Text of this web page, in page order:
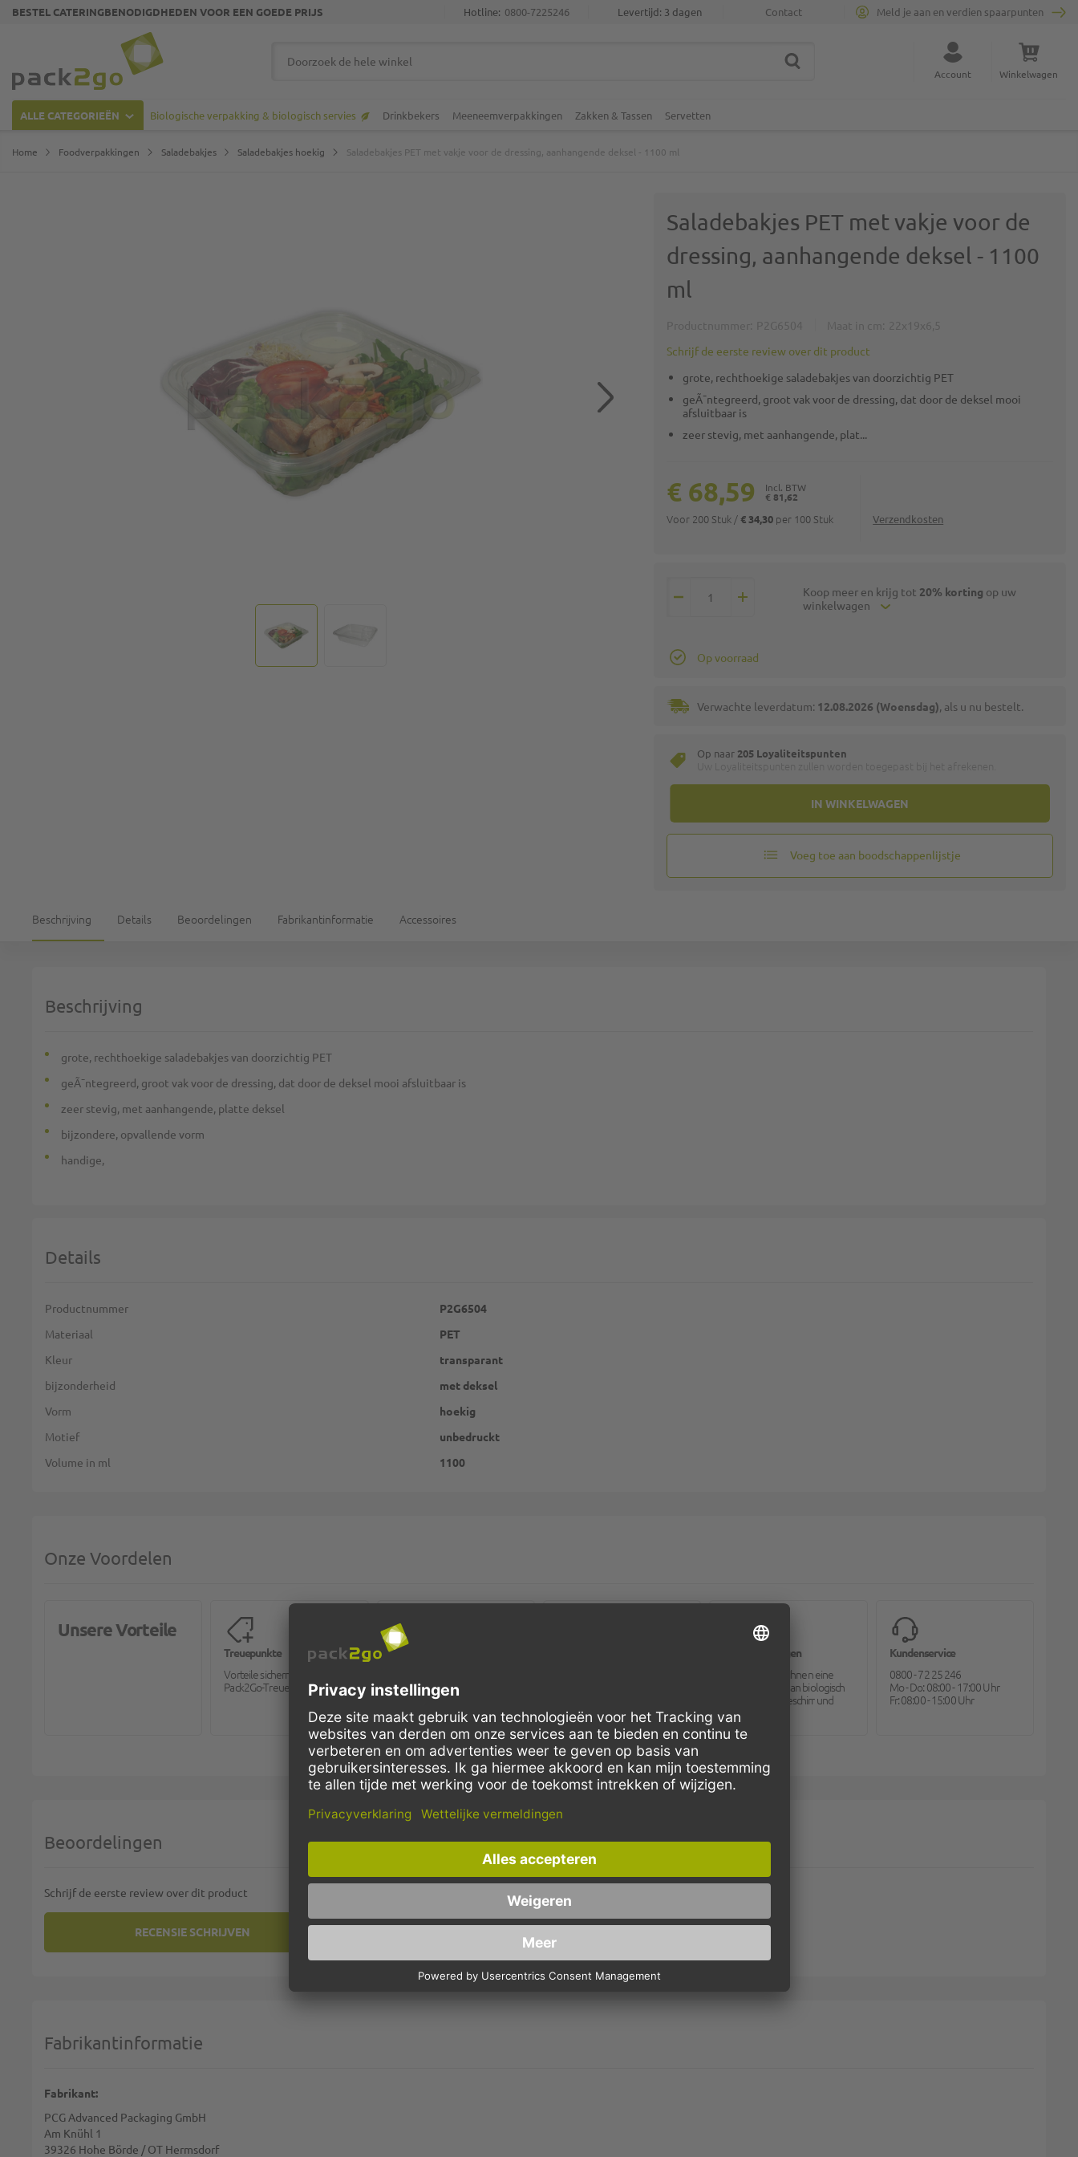
BESTEL CATERINGBENODIGDHEDEN VOOR EEN GOEDE PRIJS Contact
Levertijd: 3 dagen
Hotline: 0800-7225246 Meld je aan en verdien spaarpunten
Sluit zoekopdracht
ZOEK Account Winkelwagen
ALLE CATEGORIEËN Biologische verpakking & biologisch servies Drinkbekers Meeneemverpakkingen Zakken & Tassen Servetten
Home Foodverpakkingen Saladebakjes Saladebakjes hoekig Saladebakjes PET met vakje voor de dressing, aanhangende deksel - 1100 ml
Saladebakjes PET met vakje voor de
dressing, aanhangende deksel - 1100
ml
Schrijf de eerste review over dit product
grote, rechthoekige saladebakjes van doorzichtig PET
geÃ¯ntegreerd, groot vak voor de dressing, dat door de deksel mooi
afsluitbaar is
zeer stevig, met aanhangende, plat...
Verzendkosten
€ 81,62
€ 68,59
Voor 200 Stuk / € 34,30 per 100 Stuk
Koop meer en krijg tot 20% korting op uw
winkelwagen
IN WINKELWAGEN
Op voorraad
Verwachte leverdatum: 12.08.2026 (Woensdag) , als u nu bestelt.
Op naar 205 Loyaliteitspunten
Voeg toe aan boodschappenlijstje
Beschrijving Details Beoordelingen Fabrikantinformatie Accessoires
Beschrijving
grote, rechthoekige saladebakjes van doorzichtig PET
geÃ¯ntegreerd, groot vak voor de dressing, dat door de deksel mooi afsluitbaar is
zeer stevig, met aanhangende, platte deksel
bijzondere, opvallende vorm
handige,
Details
Meer informatie
Productnummer
P2G6504
Materiaal
PET
Kleur
transparant
bijzonderheid
met deksel
Vorm
hoekig
Motief
unbedruckt
Volume in ml
1100
Onze Voordelen
Unsere Vorteile
Treuepunkte
Vorteile sichern mit dem
Pack2Go-Treueprogramm.
Schnelle Lieferung
werden in der Regel noch am
selben Tag verschickt.
Bioverpackungen
Pack2go bietet Ihnen eine
große Auswahl an biologisch
abbaubarem Geschirr und
Besteck.
Kundenservice
0800 - 72 25 246
Mo - Do: 08:00 - 17:00 Uhr
Fr: 08:00 - 15:00 Uhr
Beoordelingen
Schrijf de eerste review over dit product
RECENSIE SCHRIJVEN
SALADEBAKJES PET MET VAKJE VOOR DE DRESSING, AANHANGENDE DEKSEL - 1100 ML
Samenvatting:
Fabrikantinformatie
Fabrikant:
PCG Advanced Packaging GmbH
Am Knühl 1
39326 Hohe Börde / OT Hermsdorf